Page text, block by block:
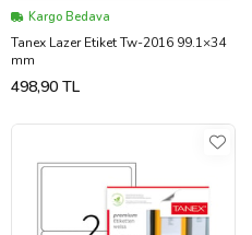
Kargo Bedava
Tanex Lazer Etiket Tw-2016 99.1×34
mm
498,90 TL